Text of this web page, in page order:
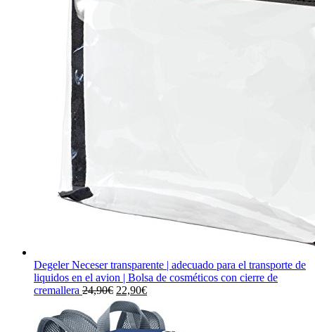
Degeler Neceser transparente | adecuado para el transporte de
liquidos en el avion | Bolsa de cosméticos con cierre de
cremallera 24,90€ El
precio
original
era:
22,90€El
actual
es: